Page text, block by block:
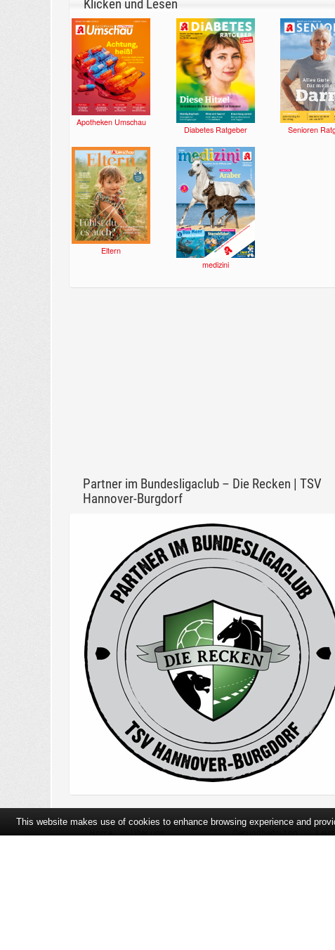
Klicken und Lesen
Apotheken Umschau
Diabetes Ratgeber Senioren
Eltern
medizini
Partner im Bundesligaclub – Die Recken | TSV
Hannover-Burgdorf
Home Über uns Gesundheits-App
This website makes use of cookies to enhance browsing experience and